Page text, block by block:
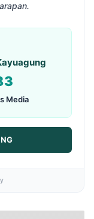
Media